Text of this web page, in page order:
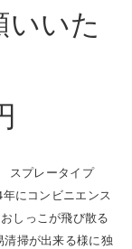
いた
プレータイプ
にコンビニエンス
しっこが飛び散る
掃が出来る様に独